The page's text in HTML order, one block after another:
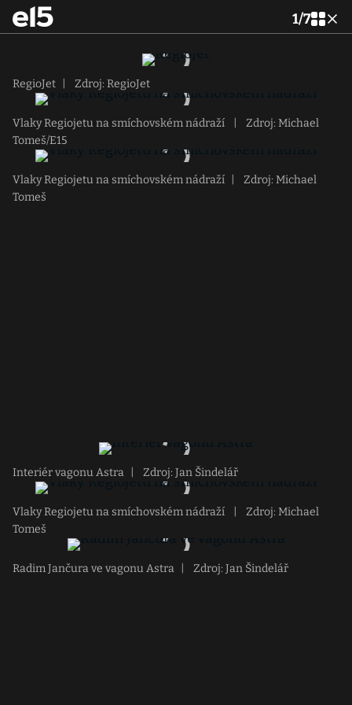
1/7
RegioJet Zdroj: RegioJet
Vlaky Regiojetu na smíchovském nádraží
Zdroj: Michael
Tomeš/E15
Vlaky Regiojetu na smíchovském nádraží
Zdroj: Michael
Tomeš
Interiér vagonu Astra Zdroj: Jan Šindelář
Vlaky Regiojetu na smíchovském nádraží
Zdroj: Michael
Tomeš
Radim Jančura ve vagonu Astra Zdroj: Jan Šindelář